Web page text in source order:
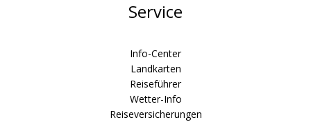
Service
Info-Center
Landkarten
Reiseführer
Wetter-Info
Reiseversicherungen